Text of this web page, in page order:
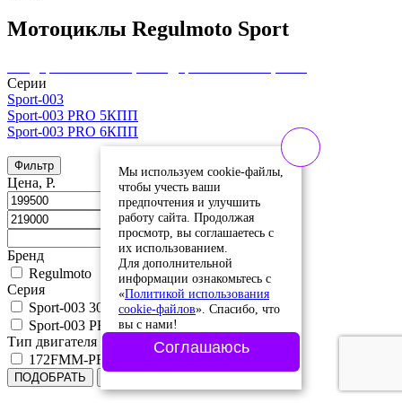
Мотоциклы Regulmoto Sport
Серии
Sport-003
Sport-003 PRO 5КПП
Sport-003 PRO 6КПП
Фильтр
Цена, Р.
Бренд
Regulmoto
Серия
Sport-003 300 PR
Sport-003 PRO
Тип двигателя
172FMM-PR
ПОДОБРАТЬ
Мы используем cookie-файлы,
чтобы учесть ваши
предпочтения и улучшить
работу сайта. Продолжая
просмотр, вы соглашаетесь с
их использованием.
Для дополнительной
информации ознакомьтесь с
«Политикой использования
cookie-файлов». Спасибо, что
вы с нами!
Соглашаюсь